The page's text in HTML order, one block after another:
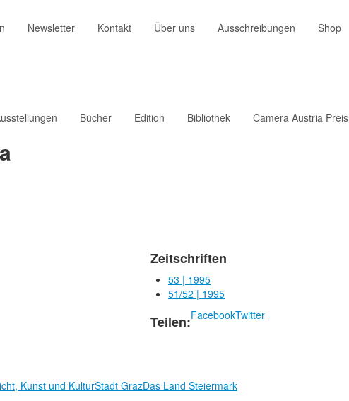
Newsletter Kontakt Über uns Ausschreibungen Shop
Bücher Edition Bibliothek Camera Austria Preis
Zeitschriften
53 | 1995
51/52 | 1995
Teilen:FacebookTwitter
Kunst und KulturStadt GrazDas Land Steiermark